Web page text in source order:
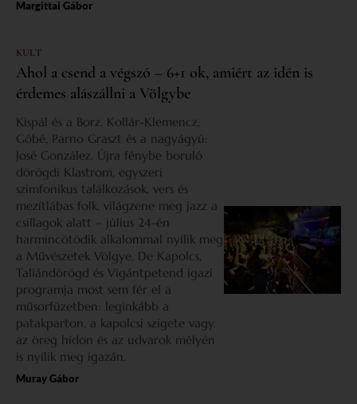
Margittai Gábor
KULT
Ahol a csend a végszó – 6+1 ok, amiért az idén is
érdemes alászállni a Völgybe
Kispál és a Borz, Kollár-Klemencz,
Góbé, Parno Graszt és a nagyágyú:
José González. Újra fénybe boruló
dörögdi Klastrom, egyszeri
szimfonikus találkozások, vers és
mezítlábas folk, világzene meg jazz a
csillagok alatt – július 24-én
harmincötödik alkalommal nyílik meg
a Művészetek Völgye. De Kapolcs,
Taliándörögd és Vigántpetend igazi
programja most sem fér el a
műsorfüzetben: leginkább a
patakparton, a kapolcsi szigete vagy
az öreg hídon és az udvarok mélyén
is nyílik meg igazán.
Muray Gábor